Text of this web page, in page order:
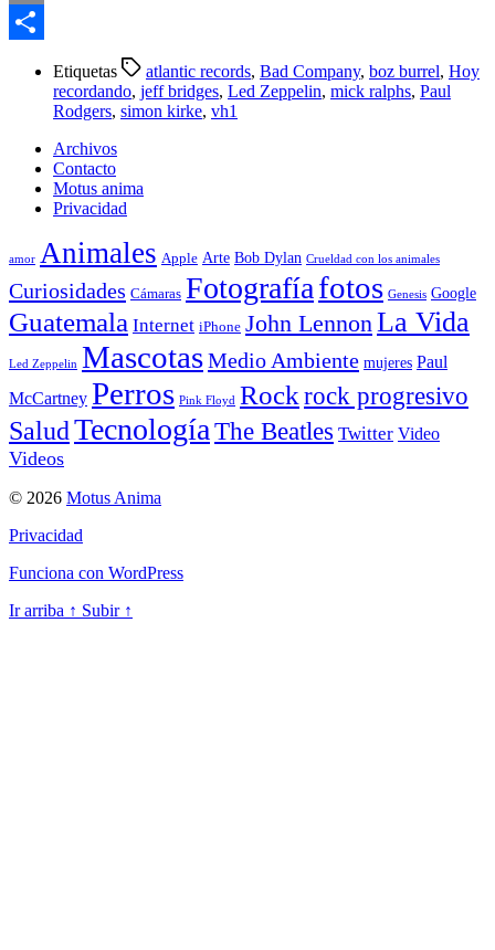
Email
Etiquetas atlantic records, Bad Company, boz burrel, Hoy
recordando, jeff bridges, Led Zeppelin, mick ralphs, Paul
Rodgers, simon kirke, vh1
Archivos
Contacto
Motus anima
Privacidad
amor Animales Apple Arte Bob Dylan Crueldad con los animales
Curiosidades Cámaras Fotografíafotos Genesis Google
Guatemala Internet iPhone John Lennon La Vida
Led Zeppelin MascotasMedio Ambiente mujeres Paul
McCartney Perros Pink Floyd Rock rock progresivo
SaludTecnología The Beatles Twitter Video
Videos
© 2026 Motus Anima
Privacidad
Funciona con WordPress
Ir arriba ↑ Subir ↑